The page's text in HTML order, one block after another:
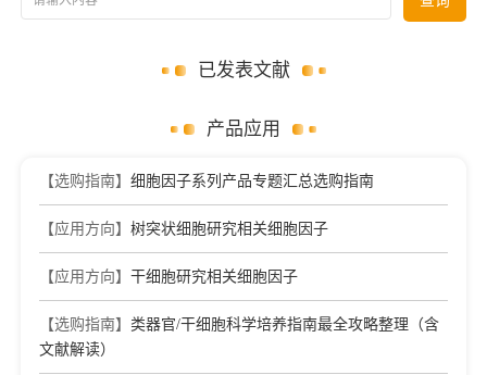
已发表文献
产品应用
【选购指南】 细胞因子系列产品专题汇总选购指南
【应用方向】 树突状细胞研究相关细胞因子
【应用方向】 干细胞研究相关细胞因子
【选购指南】 类器官/干细胞科学培养指南最全攻略整理（含
文献解读）